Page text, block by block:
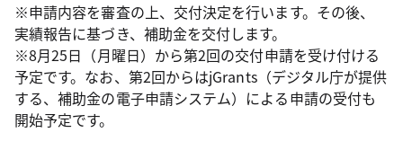
※申請内容を審査の上、交付決定を行います。その後、
実績報告に基づき、補助金を交付します。
※8月25日（月曜日）から第2回の交付申請を受け付ける
予定です。なお、第2回からはjGrants（デジタル庁が提供
する、補助金の電子申請システム）による申請の受付も
開始予定です。